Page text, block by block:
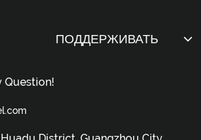
ПОДДЕРЖИВАТЬ
Question!